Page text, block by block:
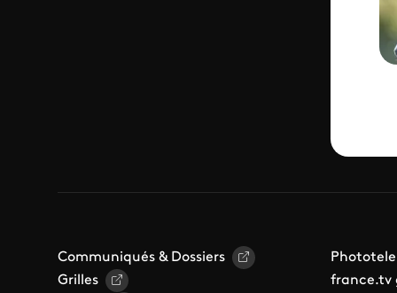
Communiqués & Dossiers
Grilles
Phototele
france.tv